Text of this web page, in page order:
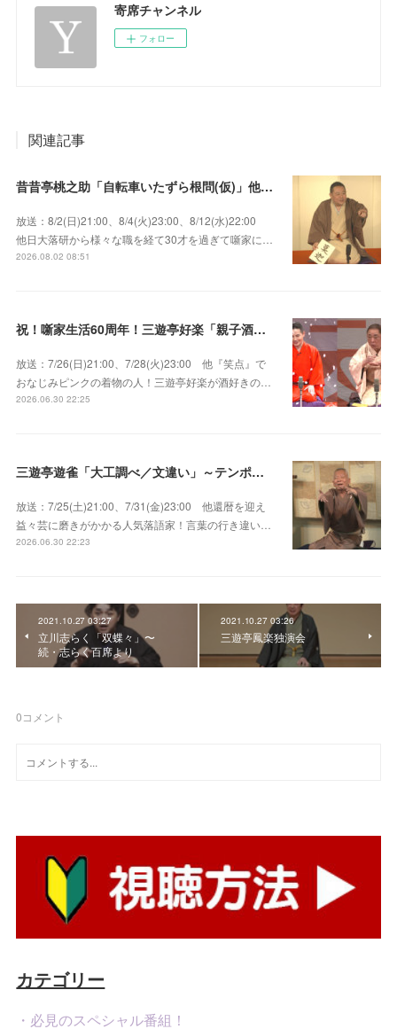
寄席チャンネル
フォロー
関連記事
昔昔亭桃之助「自転車いたずら根問(仮)」他～師匠・桃太郎のいない初めての桜の季節の独演会！
放送：8/2(日)21:00、8/4(火)23:00、8/12(水)22:00
他日大落研から様々な職を経て30才を過ぎて噺家に…
2026.08.02 08:51
祝！噺家生活60周年！三遊亭好楽「親子酒」錦笑亭満堂「桜ん坊」～満堂フェス2026
放送：7/26(日)21:00、7/28(火)23:00 他『笑点』で
おなじみピンクの着物の人！三遊亭好楽が酒好きの…
2026.06.30 22:25
三遊亭遊雀「大工調べ／文違い」～テンポよくたたみかける語り口で人気・実力とも屈指！
放送：7/25(土)21:00、7/31(金)23:00 他還暦を迎え
益々芸に磨きがかかる人気落語家！言葉の行き違い…
2026.06.30 22:23
2021.10.27 03:27
立川志らく「双蝶々」〜
続・志らく百席より
2021.10.27 03:26
三遊亭鳳楽独演会
0コメント
カテゴリー
・必見のスペシャル番組！